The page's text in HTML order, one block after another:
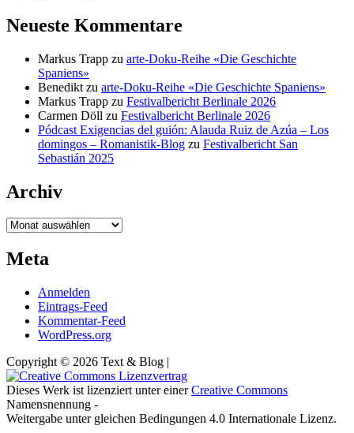
Neueste Kommentare
Markus Trapp zu arte-Doku-Reihe «Die Geschichte
Spaniens»
Benedikt zu arte-Doku-Reihe «Die Geschichte Spaniens»
Markus Trapp zu Festivalbericht Berlinale 2026
Carmen Döll zu Festivalbericht Berlinale 2026
Pódcast Exigencias del guión: Alauda Ruiz de Azúa – Los
domingos – Romanistik-Blog zu Festivalbericht San
Sebastián 2025
Archiv
Archiv
Meta
Anmelden
Eintrags-Feed
Kommentar-Feed
WordPress.org
Copyright © 2026 Text & Blog |
Dieses Werk ist lizenziert unter einerCreative Commons
Namensnennung -
Weitergabe unter gleichen Bedingungen 4.0 Internationale Lizenz.